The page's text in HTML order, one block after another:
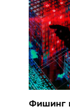
Фишинг